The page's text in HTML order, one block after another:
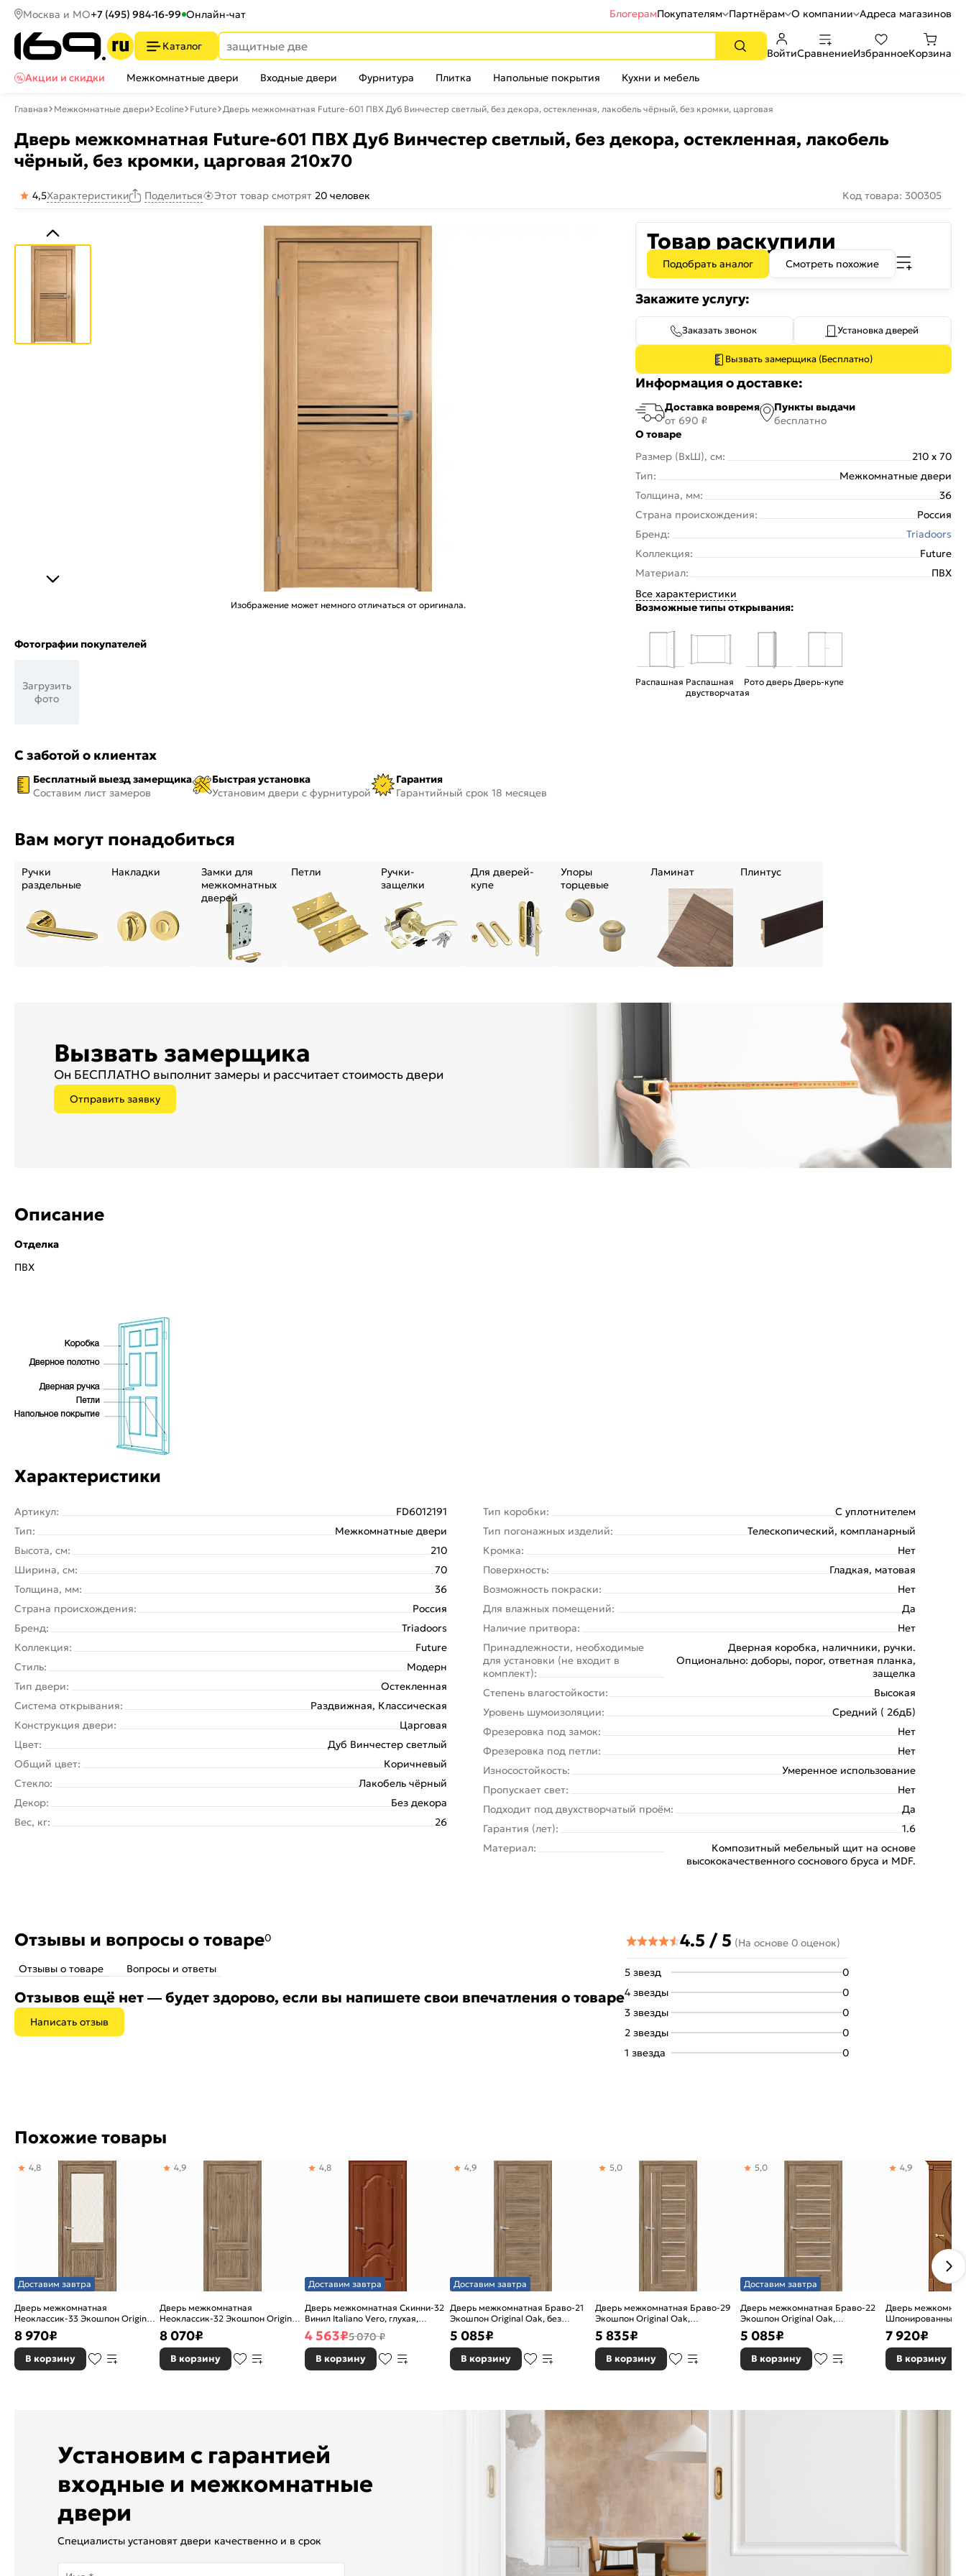
Москва и МО+7 (495) 984-16-99 Онлайн-чат БлогерамПокупателям Партнёрам О компании Адреса магазинов
Каталог
ВойтиСравнениеИзбранноеКорзина
Акции и скидки
Межкомнатные двери Входные двери Фурнитура Плитка Напольные покрытия Кухни и мебель
Главная Межкомнатные двери Ecoline Future Дверь межкомнатная Future-601 ПВХ Дуб Винчестер светлый, без декора, остекленная, лакобель чёрный, без кромки, царговая
Дверь межкомнатная Future-601 ПВХ Дуб Винчестер светлый, без декора, остекленная, лакобель
чёрный, без кромки, царговая 210x70
4,5Характеристики Поделиться Этот товар смотрят 20 человек Код товара: 300305
Изображение может немного отличаться от оригинала.
Фотографии покупателей
Загрузить
фото
С заботой о клиентах
Бесплатный выезд замерщика
Составим лист замеров
Быстрая установка
Установим двери с фурнитурой
Гарантия
Гарантийный срок 18 месяцев
Товар раскупили
Подобрать аналог Смотреть похожие
Закажите услугу:
Заказать звонок Установка дверей
Вызвать замерщика (Бесплатно)
Информация о доставке:
Доставка вовремя
от 690 ₽
Пункты выдачи
бесплатно
О товаре
Размер (ВхШ), см:
210 x 70
Тип:
Межкомнатные двери
Толщина, мм:
36
Страна происхождения:
Россия
Бренд:
Triadoors
Коллекция:
Future
Материал:
ПВХ
Все характеристики
Возможные типы открывания:
Распашная Распашная
двустворчатая
Рото дверь Дверь-купе
Вам могут понадобиться
Ручки
раздельные
Накладки
Замки для
межкомнатных
дверей
Петли
Ручки-
защелки
Для дверей-
купе
Упоры
торцевые
Ламинат Плинтус
Вызвать замерщика
Он БЕСПЛАТНО выполнит замеры и рассчитает стоимость двери
Отправить заявку
Описание
Отделка
ПВХ
Характеристики
Артикул:
FD6012191
Тип:
Межкомнатные двери
Высота, см:
210
Ширина, см:
70
Толщина, мм:
36
Страна происхождения:
Россия
Бренд:
Triadoors
Коллекция:
Future
Стиль:
Модерн
Тип двери:
Остекленная
Система открывания:
Раздвижная, Классическая
Конструкция двери:
Царговая
Цвет:
Дуб Винчестер светлый
Общий цвет:
Коричневый
Стекло:
Лакобель чёрный
Декор:
Без декора
Вес, кг:
26
Тип коробки:
С уплотнителем
Тип погонажных изделий:
Телескопический, компланарный
Кромка:
Нет
Поверхность:
Гладкая, матовая
Возможность покраски:
Нет
Для влажных помещений:
Да
Наличие притвора:
Нет
Принадлежности, необходимые
для установки (не входит в
комплект):
Дверная коробка, наличники, ручки.
Опционально: доборы, порог, ответная планка,
защелка
Степень влагостойкости:
Высокая
Уровень шумоизоляции:
Средний ( 26дБ)
Фрезеровка под замок:
Нет
Фрезеровка под петли:
Нет
Износостойкость:
Умеренное использование
Пропускает свет:
Нет
Подходит под двухстворчатый проём:
Да
Гарантия (лет):
1.6
Материал:
Композитный мебельный щит на основе
высококачественного соснового бруса и MDF.
Отзывы и вопросы о товаре0
Отзывы о товаре Вопросы и ответы
Отзывов ещё нет — будет здорово, если вы напишете свои впечатления о товаре
Написать отзыв
4.5 / 5 (На основе 0 оценок)
5 звезд
0
4 звезды
0
3 звезды
0
2 звезды
0
1 звезда
0
Похожие товары
Доставим завтра
Дверь межкомнатная
Неоклассик-33 Экошпон Original
Oak, остекленная, white сrystal,
кромка нет, филенчатая
4,8
8 970₽
В корзину
Дверь межкомнатная
Неоклассик-32 Экошпон Original
Oak, глухая, кромка нет,
филенчатая
4,9
8 070₽
В корзину
Доставим завтра
Дверь межкомнатная Скинни-32
Винил Italiano Vero, глухая,
скиновая
4,8
4 563₽5 070 ₽
В корзину
Доставим завтра
Дверь межкомнатная Браво-21
Экошпон Original Oak, без
декора, глухая, без стекла, без
кромки, царговая
4,9
5 085₽
В корзину
Дверь межкомнатная Браво-29
Экошпон Original Oak,
остекленная, magic fog, без
кромки, царговая
5,0
5 835₽
В корзину
Доставим завтра
Дверь межкомнатная Браво-22
Экошпон Original Oak,
остекленная, magic fog, без
кромки, царговая
5,0
5 085₽
В корзину
Дверь
Шпонированные
глухая, каркасно-
4,9
7 920₽
В корзину
Установим с гарантией
входные и межкомнатные
двери
Специалисты установят двери качественно и в срок